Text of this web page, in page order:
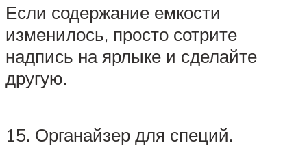
Если содержание емкости
изменилось, просто сотрите
надпись на ярлыке и сделайте
другую.
15. Органайзер для специй.